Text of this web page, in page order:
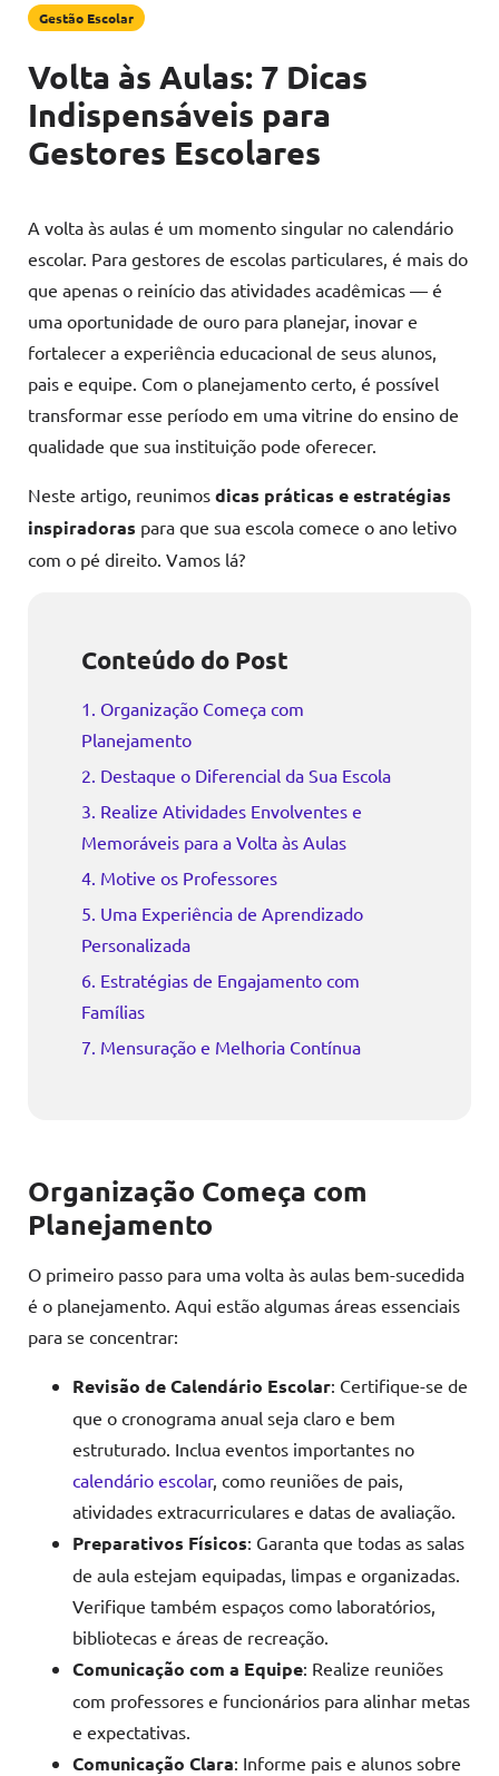
Volta às Aulas: 7 Dicas
Indispensáveis para
Gestores Escolares
Gestão Escolar
A volta às aulas é um momento singular no calendário
escolar. Para gestores de escolas particulares, é mais do
que apenas o reinício das atividades acadêmicas — é
uma oportunidade de ouro para planejar, inovar e
fortalecer a experiência educacional de seus alunos,
pais e equipe. Com o planejamento certo, é possível
transformar esse período em uma vitrine do ensino de
qualidade que sua instituição pode oferecer.
Neste artigo, reunimos dicas práticas e estratégias
inspiradoras para que sua escola comece o ano letivo
com o pé direito. Vamos lá?
Conteúdo do Post
1. Organização Começa com
Planejamento
2. Destaque o Diferencial da Sua Escola
3. Realize Atividades Envolventes e
Memoráveis para a Volta às Aulas
4. Motive os Professores
5. Uma Experiência de Aprendizado
Personalizada
6. Estratégias de Engajamento com
Famílias
7. Mensuração e Melhoria Contínua
Organização Começa com
Planejamento
O primeiro passo para uma volta às aulas bem-sucedida
é o planejamento. Aqui estão algumas áreas essenciais
para se concentrar:
Revisão de Calendário Escolar: Certifique-se de
que o cronograma anual seja claro e bem
estruturado. Inclua eventos importantes no
calendário escolar, como reuniões de pais,
atividades extracurriculares e datas de avaliação.
Preparativos Físicos: Garanta que todas as salas
de aula estejam equipadas, limpas e organizadas.
Verifique também espaços como laboratórios,
bibliotecas e áreas de recreação.
Comunicação com a Equipe: Realize reuniões
com professores e funcionários para alinhar metas
e expectativas.
Comunicação Clara: Informe pais e alunos sobre